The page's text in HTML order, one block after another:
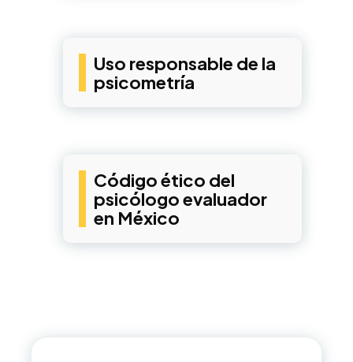
Uso responsable de la
psicometría
Código ético del
psicólogo evaluador
en México